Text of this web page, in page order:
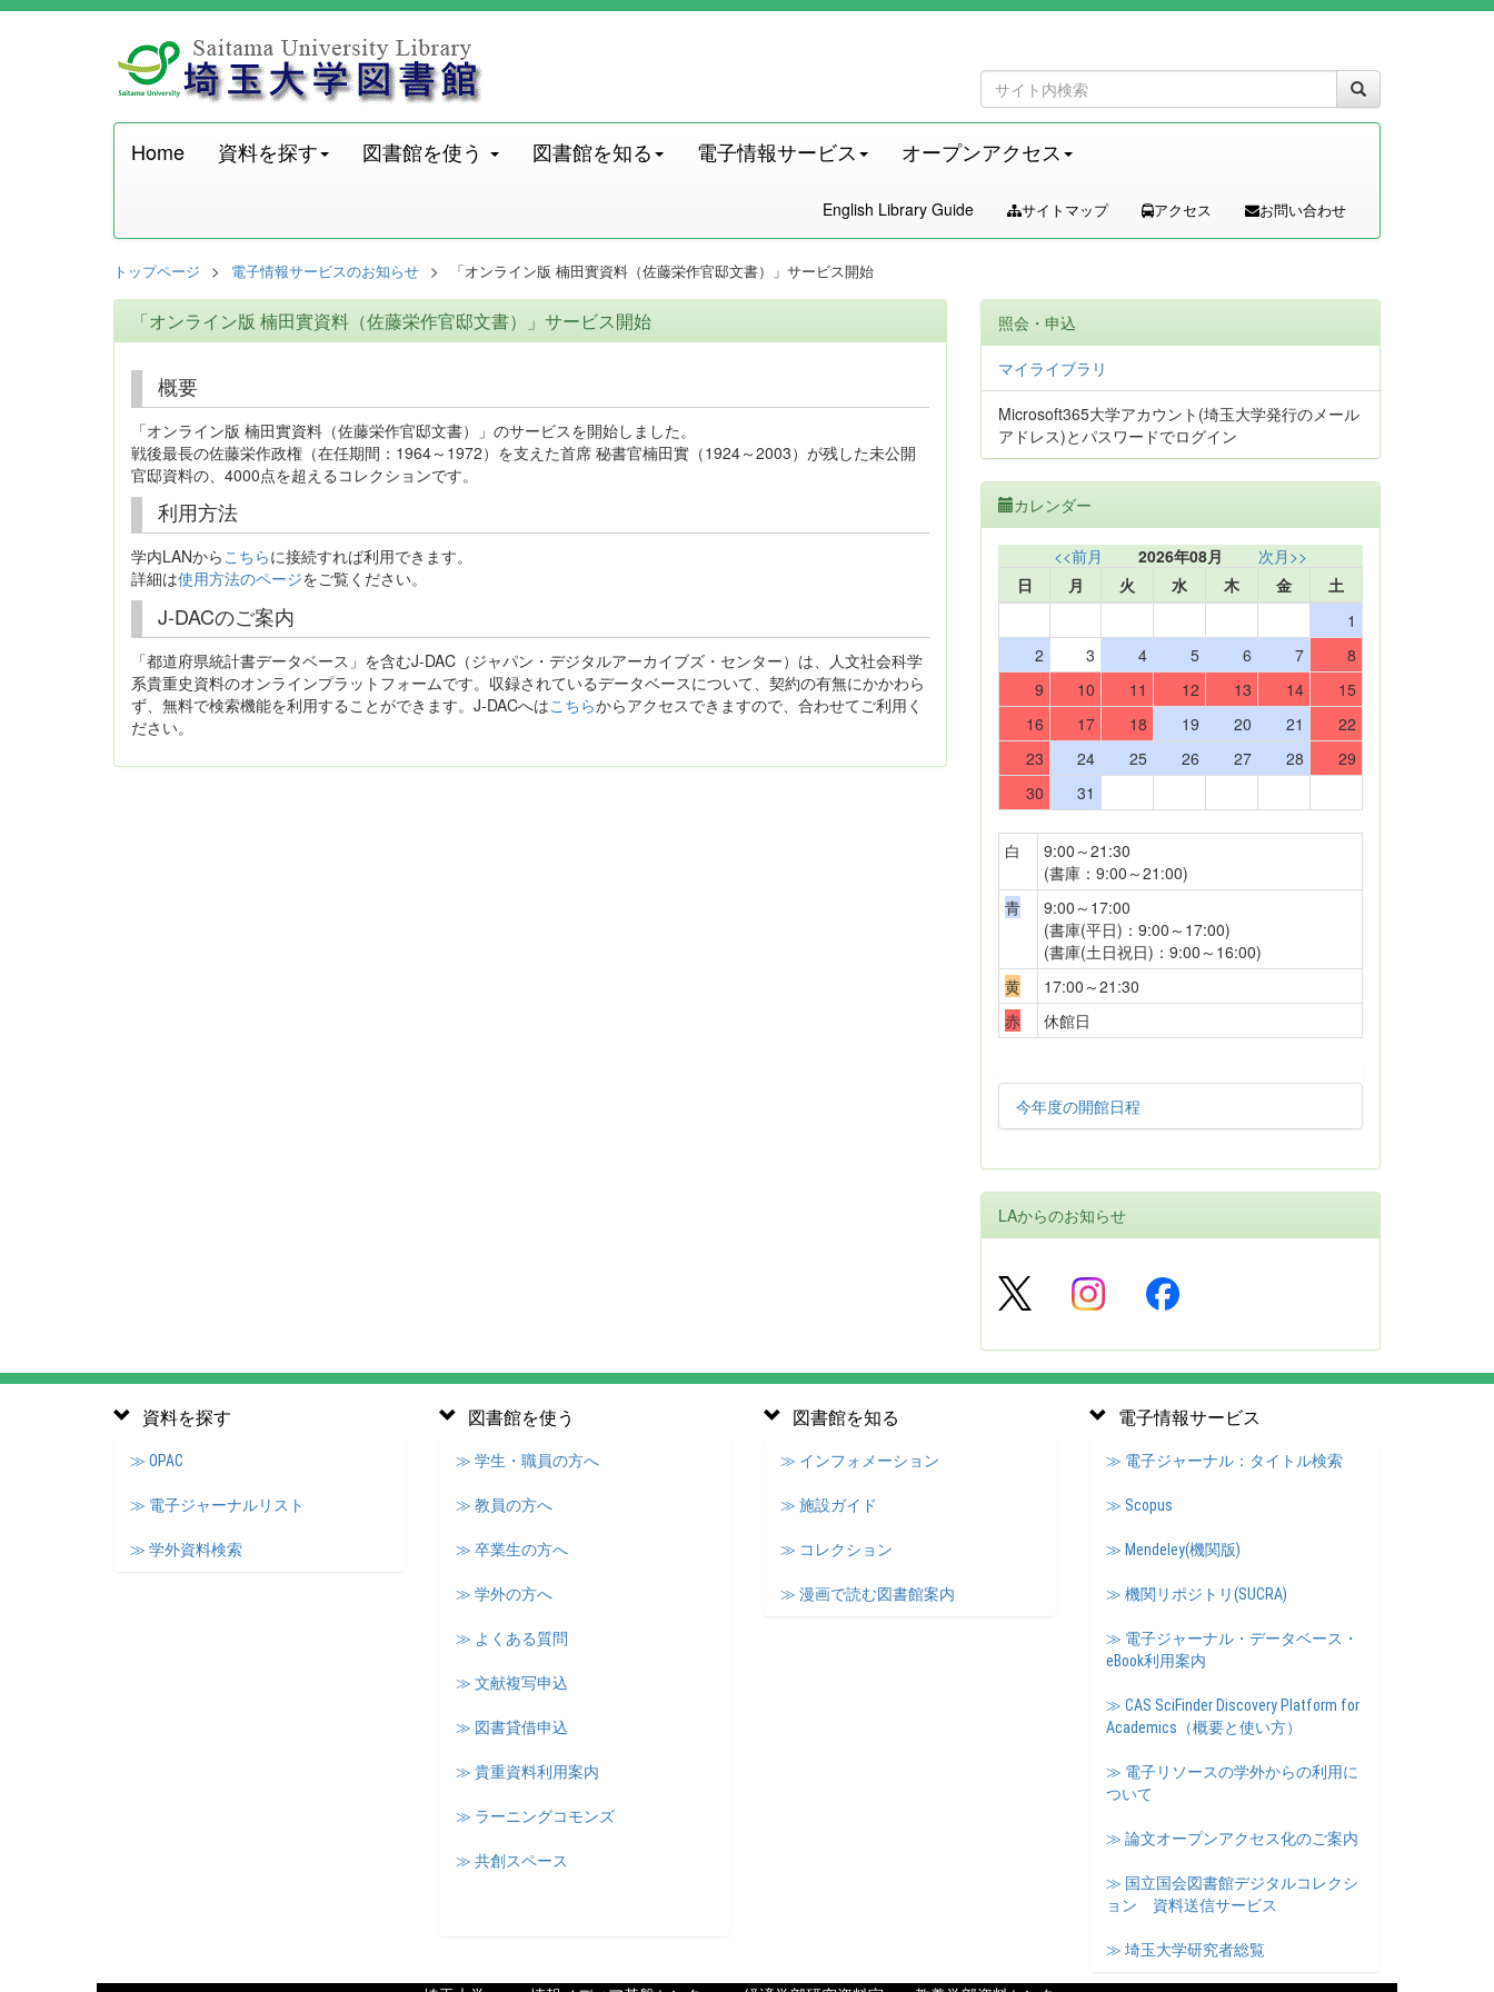
Home 資料を探す 図書館を使う 図書館を知る 電子情報サービス オープンアクセス
English Library Guide サイトマップ アクセス お問い合わせ
トップページ 電子情報サービスのお知らせ 「オンライン版 楠田實資料（佐藤栄作官邸文書）」サービス開始
「オンライン版 楠田實資料（佐藤栄作官邸文書）」サービス開始
概要
「オンライン版 楠田實資料（佐藤栄作官邸文書）」のサービスを開始しました。
戦後最長の佐藤栄作政権（在任期間：1964～1972）を支えた首席 秘書官楠田實（1924～2003）が残した未公開
官邸資料の、4000点を超えるコレクションです。
利用方法
学内LANからこちらに接続すれば利用できます。
詳細は使用方法のページをご覧ください。
J-DACのご案内
「都道府県統計書データベース」を含むJ-DAC（ジャパン・デジタルアーカイブズ・センター）は、人文社会科学
系貴重史資料のオンラインプラットフォームです。収録されているデータベースについて、契約の有無にかかわら
ず、無料で検索機能を利用することができます。J-DACへはこちらからアクセスできますので、合わせてご利用く
ださい。
照会・申込
マイライブラリ
Microsoft365大学アカウント(埼玉大学発行のメール
アドレス)とパスワードでログイン
カレンダー
<<前月 2026年08月
次月>>
日
月 火 水 木 金
土
1
2
3 4 5 6 7
8
9
10 11 12 13 14
15
16
17 18 19 20 21
22
23
24 25 26 27 28
29
30
31
白
9:00～21:30
(書庫：9:00～21:00)
青
9:00～17:00
(書庫(平日)：9:00～17:00)
(書庫(土日祝日)：9:00～16:00)
黄
17:00～21:30
赤
休館日
今年度の開館日程
LAからのお知らせ
資料を探す
≫ OPAC
≫ 電子ジャーナルリスト
≫ 学外資料検索
図書館を使う
≫ 学生・職員の方へ
≫ 教員の方へ
≫ 卒業生の方へ
≫ 学外の方へ
≫ よくある質問
≫ 文献複写申込
≫ 図書貸借申込
≫ 貴重資料利用案内
≫ ラーニングコモンズ
≫ 共創スペース
図書館を知る
≫ インフォメーション
≫ 施設ガイド
≫ コレクション
≫ 漫画で読む図書館案内
電子情報サービス
≫ 電子ジャーナル：タイトル検索
≫ Scopus
≫ Mendeley(機関版)
≫ 機関リポジトリ(SUCRA)
≫ 電子ジャーナル・データベース・
eBook利用案内
≫ CAS SciFinder Discovery Platform for
Academics（概要と使い方）
≫ 電子リソースの学外からの利用に
ついて
≫ 論文オープンアクセス化のご案内
≫ 国立国会図書館デジタルコレクシ
ョン 資料送信サービス
≫ 埼玉大学研究者総覧